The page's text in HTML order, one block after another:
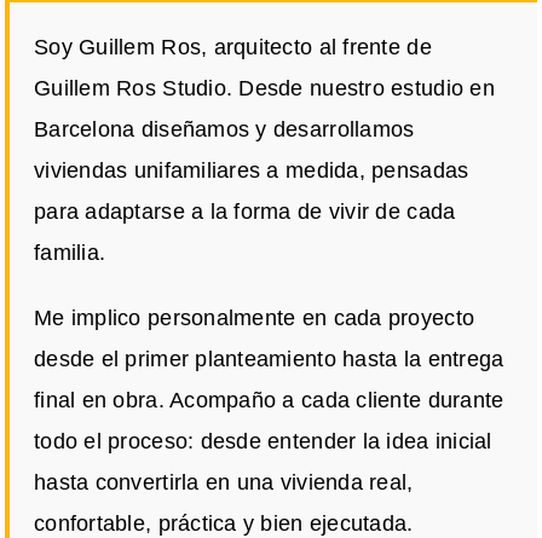
Soy Guillem Ros, arquitecto al frente de
Guillem Ros Studio. Desde nuestro estudio en
Barcelona diseñamos y desarrollamos
viviendas unifamiliares a medida, pensadas
para adaptarse a la forma de vivir de cada
familia.
Me implico personalmente en cada proyecto
desde el primer planteamiento hasta la entrega
final en obra. Acompaño a cada cliente durante
todo el proceso: desde entender la idea inicial
hasta convertirla en una vivienda real,
confortable, práctica y bien ejecutada.